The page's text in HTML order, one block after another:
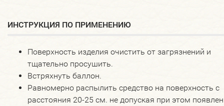
​ИНСТРУКЦИЯ ПО ПРИМЕНЕНИЮ
Поверхность изделия очистить от загрязнений и
тщательно просушить.
Встряхнуть баллон.
Равномерно распылить средство на поверхность с
расстояния 20-25 см. не допуская при этом